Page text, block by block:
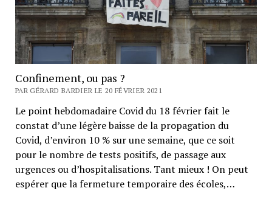
Confinement, ou pas ?
PAR GÉRARD BARDIER LE 20 FÉVRIER 2021
Le point hebdomadaire Covid du 18 février fait le
constat d’une légère baisse de la propagation du
Covid, d’environ 10 % sur une semaine, que ce soit
pour le nombre de tests positifs, de passage aux
urgences ou d’hospitalisations. Tant mieux ! On peut
espérer que la fermeture temporaire des écoles,…